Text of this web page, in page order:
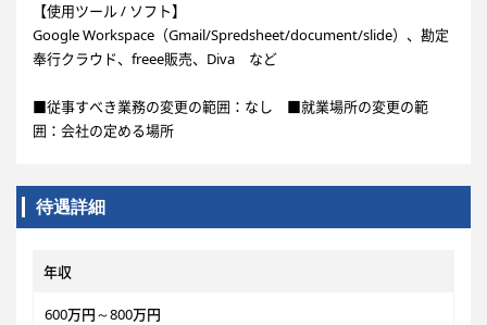
【使用ツール / ソフト】
Google Workspace（Gmail/Spredsheet/document/slide）、勘定
奉行クラウド、freee販売、Diva など
■従事すべき業務の変更の範囲：なし ■就業場所の変更の範
囲：会社の定める場所
待遇詳細
年収
600万円～800万円